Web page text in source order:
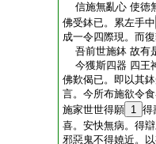
信施無亂心 使徳
佛受鉢已。累左手中
成一令四際現。而
吾前世施鉢 故有
今獲斯四器 四王
佛歎偈已。即以其
言。今所布施欲令
施家世世得願 1 得
喜。安快無病。得
邪惡鬼不得嬈近。